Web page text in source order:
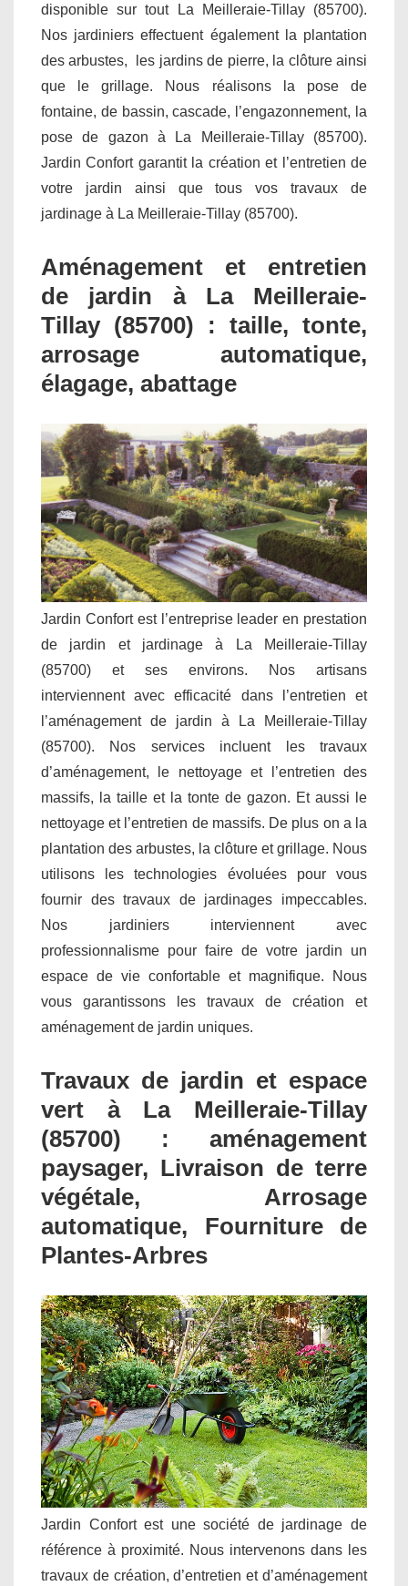
disponible sur tout La Meilleraie-Tillay (85700).
Nos jardiniers effectuent également la plantation
des arbustes, les jardins de pierre, la clôture ainsi
que le grillage. Nous réalisons la pose de
fontaine, de bassin, cascade, l’engazonnement, la
pose de gazon à La Meilleraie-Tillay (85700).
Jardin Confort garantit la création et l’entretien de
votre jardin ainsi que tous vos travaux de
jardinage à La Meilleraie-Tillay (85700).
Aménagement et entretien
de jardin à La Meilleraie-
Tillay (85700) : taille, tonte,
arrosage automatique,
élagage, abattage
Jardin Confort est l’entreprise leader en prestation
de jardin et jardinage à La Meilleraie-Tillay
(85700) et ses environs. Nos artisans
interviennent avec efficacité dans l’entretien et
l’aménagement de jardin à La Meilleraie-Tillay
(85700). Nos services incluent les travaux
d’aménagement, le nettoyage et l’entretien des
massifs, la taille et la tonte de gazon. Et aussi le
nettoyage et l’entretien de massifs. De plus on a la
plantation des arbustes, la clôture et grillage. Nous
utilisons les technologies évoluées pour vous
fournir des travaux de jardinages impeccables.
Nos jardiniers interviennent avec
professionnalisme pour faire de votre jardin un
espace de vie confortable et magnifique. Nous
vous garantissons les travaux de création et
aménagement de jardin uniques.
Travaux de jardin et espace
vert à La Meilleraie-Tillay
(85700) : aménagement
paysager, Livraison de terre
végétale, Arrosage
automatique, Fourniture de
Plantes-Arbres
Jardin Confort est une société de jardinage de
référence à proximité. Nous intervenons dans les
travaux de création, d’entretien et d’aménagement